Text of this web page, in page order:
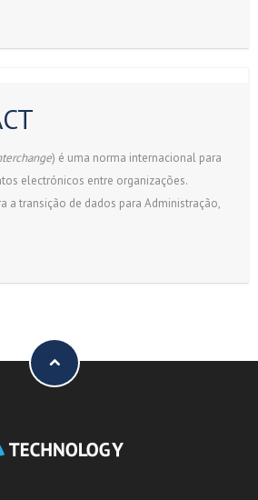
) é uma norma internacional para
electrónicos entre organizações.
a transição de dados para Administração,